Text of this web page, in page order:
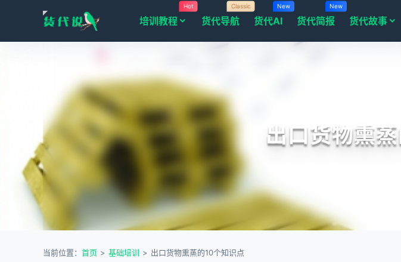
培训教程
Hot
货代导航
Classic
货代AI
New
货代简报
New
货代故事
出口货物熏
当前位置： 首页 > 基础培训 > 出口货物熏蒸的10个知识点